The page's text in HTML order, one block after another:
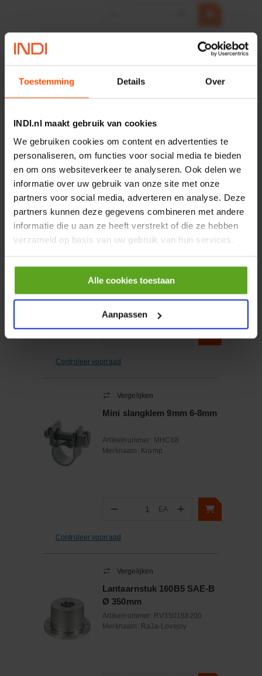
Toestemming Details Over
INDI.nl maakt gebruik van cookies
We gebruiken cookies om content en advertenties te
personaliseren, om functies voor social media te bieden
en om ons websiteverkeer te analyseren. Ook delen we
informatie over uw gebruik van onze site met onze
partners voor social media, adverteren en analyse. Deze
partners kunnen deze gegevens combineren met andere
informatie die u aan ze heeft verstrekt of die ze hebben
verzameld op basis van uw gebruik van hun services.
Alle cookies toestaan
Aanpassen
HP 12 MOTOR B14 380VAC
Merknaam:Emmegi
− +
Onlangs bekeken:
Kruiwagen gegalvaniseerd
Artikelnummer:F25200
Merknaam:
− Aantal +
Controleer voorraad
Vergelijken
Mini slangklem 9mm 6-8mm
Artikelnummer: MHC68
Merknaam: Kramp
− Aantal
EA +
Controleer voorraad
Vergelijken
Lantaarnstuk 160B5 SAE-B
Ø 350mm
Artikelnummer: RV350188200
Merknaam: RaJa-Lovejoy